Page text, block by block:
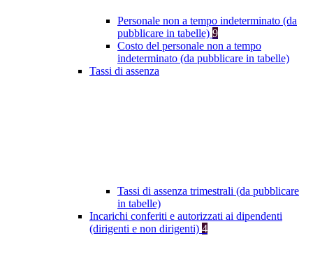
Personale non a tempo indeterminato (da
pubblicare in tabelle) 9
Costo del personale non a tempo
indeterminato (da pubblicare in tabelle)
Tassi di assenza
Tassi di assenza trimestrali (da pubblicare
in tabelle)
Incarichi conferiti e autorizzati ai dipendenti
(dirigenti e non dirigenti) 4